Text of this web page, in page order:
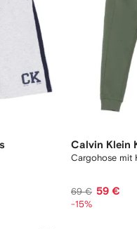
Calvin Klein
Cargohose mit
69 € 59 €
-15%